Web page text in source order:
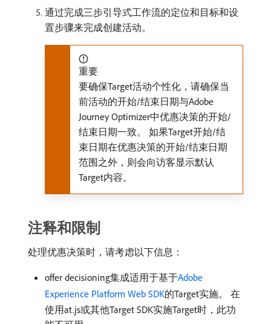
通过完成三步引导式工作流的定位和目标和设
置步骤来完成创建活动。
重要
要确保Target活动个性化，请确保当
前活动的开始/结束日期与Adobe
Journey Optimizer中优惠决策的开始/
结束日期一致。 如果Target开始/结
束日期在优惠决策的开始/结束日期
范围之外，则会向访客显示默认
Target内容。
注释和限制
处理优惠决策时，请考虑以下信息：
offer decisioning集成适用于基于Adobe
Experience Platform Web SDK的Target实施。 在
使用at.js或其他Target SDK实施Target时，此功